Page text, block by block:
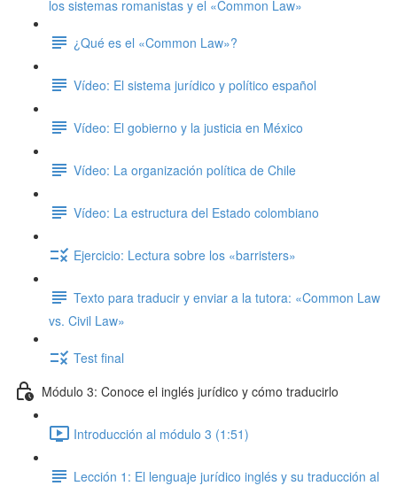
los sistemas romanistas y el «Common Law»
¿Qué es el «Common Law»?
Vídeo: El sistema jurídico y político español
Vídeo: El gobierno y la justicia en México
Vídeo: La organización política de Chile
Vídeo: La estructura del Estado colombiano
Ejercicio: Lectura sobre los «barristers»
Texto para traducir y enviar a la tutora: «Common Law
vs. Civil Law»
Test final
Módulo 3: Conoce el inglés jurídico y cómo traducirlo
Introducción al módulo 3 (1:51)
Lección 1: El lenguaje jurídico inglés y su traducción al